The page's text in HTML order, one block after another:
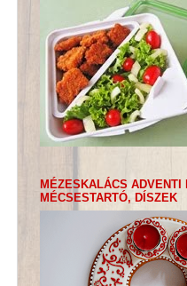
MÉZESKALÁCS ADVENTI
MÉCSESTARTÓ, DÍSZEK